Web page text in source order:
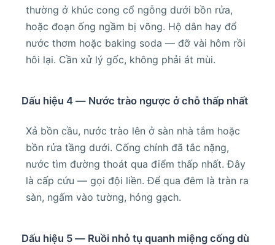
thường ở khúc cong cổ ngỗng dưới bồn rửa,
hoặc đoạn ống ngầm bị võng. Hộ dân hay đổ
nước thơm hoặc baking soda — đỡ vài hôm rồi
hôi lại. Cần xử lý gốc, không phải át mùi.
Dấu hiệu 4 — Nước trào ngược ở chỗ thấp nhất
Xả bồn cầu, nước trào lên ở sàn nhà tắm hoặc
bồn rửa tầng dưới. Cống chính đã tắc nặng,
nước tìm đường thoát qua điểm thấp nhất. Đây
là cấp cứu — gọi đội liền. Để qua đêm là tràn ra
sàn, ngấm vào tường, hỏng gạch.
Dấu hiệu 5 — Ruồi nhỏ tụ quanh miệng cống dù